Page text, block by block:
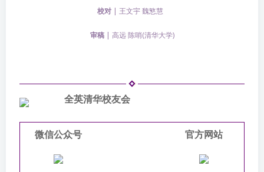
校对 | 王文宇 魏慜慧
审稿| 高远 陈哨(清华大学)
全英清华校友会
微信公众号 官方网站